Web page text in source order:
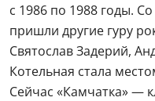
с 1986 по 1988 годы.
пришли другие гуру
Святослав Задерий,
Котельная стала
Сейчас «Камчатка» —